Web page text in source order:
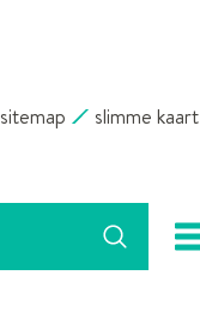
sitemap slimme kaart
Zoeken